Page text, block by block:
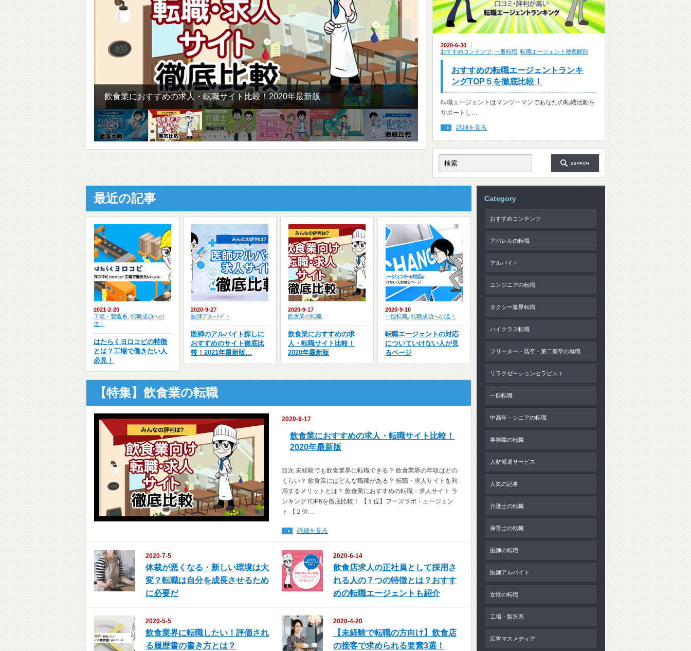
飲食業におすすめの求人・転職サイト比較！2020年最新版
2020-6-30
おすすめコンテンツ 一般転職 転職エージェント徹底解剖
おすすめの転職エージェントランキ
ングTOP５を徹底比較！
転職エージェントはマンツーマンであなたの転職活動を
サポートし…
詳細を見る
最近の記事
2021-2-20
工場・製造系 転職成功への
道！
はたらくヨロコビの特徴
とは？工場で働きたい人
必見！
2020-9-27
医師アルバイト
医師のアルバイト探しに
おすすめのサイト徹底比
較！2021年最新版…
2020-9-17
飲食業の転職
飲食業におすすめの求
人・転職サイト比較！
2020年最新版
2020-9-10
一般転職 転職成功への道！
転職エージェントの対応
についていけない人が見
るページ
【特集】飲食業の転職
2020-9-17
飲食業におすすめの求人・転職サイト比較！
2020年最新版
目次 未経験でも飲食業界に転職できる？ 飲食業界の年収はどの
くらい？ 飲食業にはどんな職種がある？ 転職・求人サイトを利
用するメリットとは？ 飲食業におすすめの転職・求人サイト ラ
ンキングTOP6を徹底比較！ 【１位】フーズラボ・エージェン
ト 【２位…
詳細を見る
2020-7-5
体裁が悪くなる・新しい環境は大
変？転職は自分を成長させるため
に必要だ
2020-6-14
飲食店求人の正社員として採用さ
れる人の７つの特徴とは？おすす
めの転職エージェントも紹介
2020-5-5
飲食業界に転職したい！評価され
る履歴書の書き方とは？
2020-4-20
【未経験で転職の方向け】飲食店
の接客で求められる要素3選！
Category
おすすめコンテンツ
アパレルの転職
アルバイト
エンジニアの転職
タクシー業界転職
ハイクラス転職
フリーター・既卒・第二新卒の就職
リラクゼーションセラピスト
一般転職
中高年・シニアの転職
事務職の転職
人材派遣サービス
人気の記事
介護士の転職
保育士の転職
医師の転職
医師アルバイト
女性の転職
工場・製造系
広告マスメディア